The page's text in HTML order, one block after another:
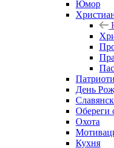
Юмор
День
Обереги
Охота
Кухня